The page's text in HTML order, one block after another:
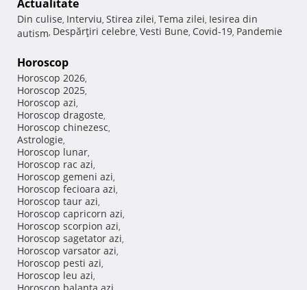
Actualitate
Din culise, Interviu, Stirea zilei, Tema zilei, Iesirea din
autism, Despărţiri celebre, Vesti Bune, Covid-19, Pandemie
Horoscop
Horoscop 2026,
Horoscop 2025,
Horoscop azi,
Horoscop dragoste,
Horoscop chinezesc,
Astrologie,
Horoscop lunar,
Horoscop rac azi,
Horoscop gemeni azi,
Horoscop fecioara azi,
Horoscop taur azi,
Horoscop capricorn azi,
Horoscop scorpion azi,
Horoscop sagetator azi,
Horoscop varsator azi,
Horoscop pesti azi,
Horoscop leu azi,